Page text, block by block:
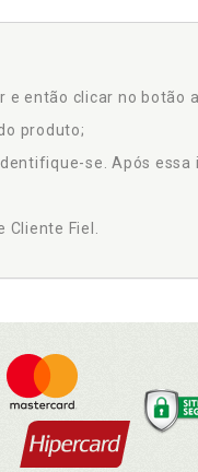
então clicar no botão
produto;
se. Após
Fiel.